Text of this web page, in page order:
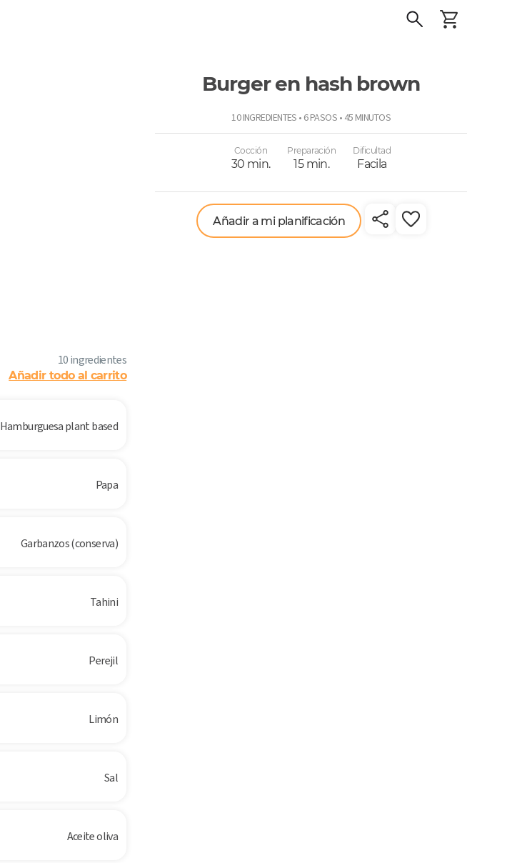
Burger en hash brown
10 INGREDIENTES • 6 PASOS • 45 MINUTOS
Cocción
30 min.
Preparación
15 min.
Dificultad
Facila
Añadir a mi planificación
10 ingredientes
Añadir todo al carrito
Hamburguesa plant based
Papa
Garbanzos (conserva)
Tahini
Perejil
Limón
Sal
Aceite oliva